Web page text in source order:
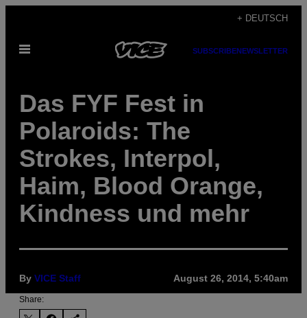
content
+ DEUTSCH
Open
SUBSCRIBENEWSLETTER
Das FYF Fest in
Polaroids: The
Strokes, Interpol,
Haim, Blood Orange,
Kindness und mehr
By VICE Staff August 26, 2014, 5:40am
Share: